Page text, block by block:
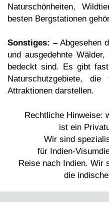
Naturschönheiten,
besten Bergstationen
Sonstiges: – Abgesehen
und ausgedehnte
bedeckt sind. Es gibt
Naturschutzgebiete,
Attraktionen darstellen.